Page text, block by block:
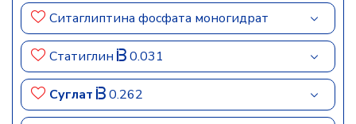
Ситаглиптина фосфата моногидрат
Статиглин 0.031
Суглат 0.262